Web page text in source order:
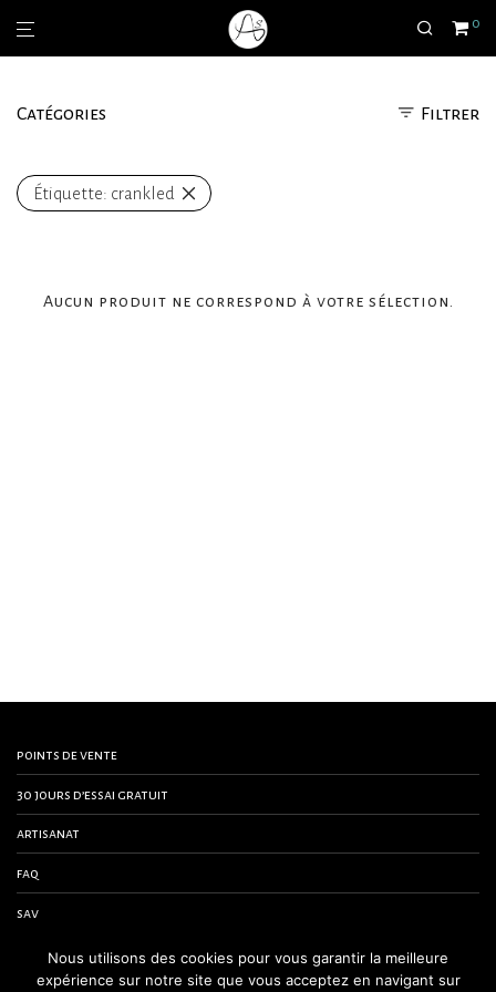
0
Catégories Filtrer
Étiquette: crankled
Aucun produit ne correspond à votre sélection.
points de vente
30 jours d’essai gratuit
artisanat
faq
sav
contactez-nous
Nous utilisons des cookies pour vous garantir la meilleure
expérience sur notre site que vous acceptez en navigant sur